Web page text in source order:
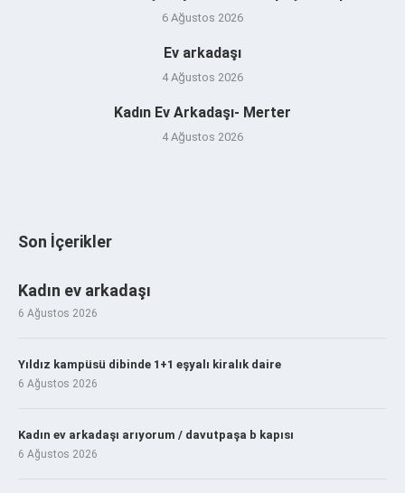
6 Ağustos 2026
Ev arkadaşı
4 Ağustos 2026
Kadın Ev Arkadaşı- Merter
4 Ağustos 2026
Son İçerikler
Kadın ev arkadaşı
6 Ağustos 2026
Yıldız kampüsü dibinde 1+1 eşyalı kiralık daire
6 Ağustos 2026
Kadın ev arkadaşı arıyorum / davutpaşa b kapısı
6 Ağustos 2026